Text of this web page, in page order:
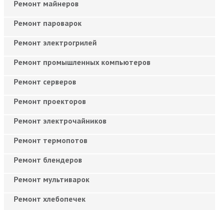
Ремонт майнеров
Ремонт пароварок
Ремонт электрогрилей
Ремонт промышленных компьютеров
Ремонт серверов
Ремонт проекторов
Ремонт электрочайников
Ремонт термопотов
Ремонт блендеров
Ремонт мультиварок
Ремонт хлебопечек